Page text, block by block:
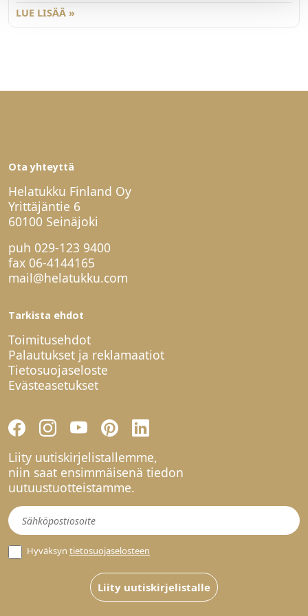
materiaali maalattua alumiinia.
LUE LISÄÄ »
Ota yhteyttä
Helatukku Finland Oy
Yrittäjäntie 6
60100 Seinäjoki
puh 029-123 9400
fax 06-4144165
mail@helatukku.com
Tarkista ehdot
Toimitusehdot
Palautukset ja reklamaatiot
Tietosuojaseloste
Evästeasetukset
Liity uutiskirjelistallemme,
niin saat ensimmäisenä tiedon
uutuustuotteistamme.
Uutiskirje
Hyväksyn tietosuojaselosteen
Liity uutiskirjelistalle